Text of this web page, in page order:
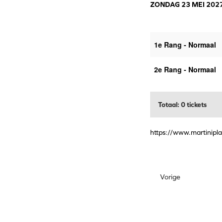
ZONDAG 23 MEI
1e Rang - Normaal
2e Rang - Normaal
Totaal: 0 tickets
https://
Vorige